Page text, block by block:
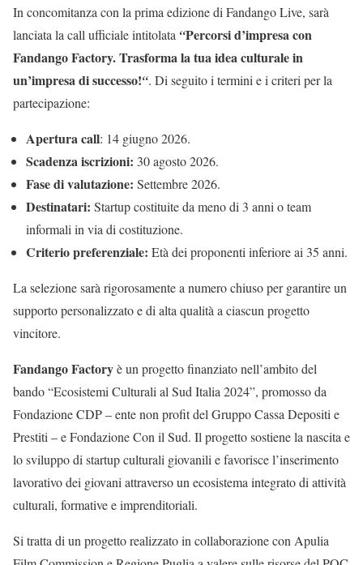
In concomitanza con la prima edizione di Fandango Live, sarà
lanciata la call ufficiale intitolata “Percorsi d’impresa con
Fandango Factory. Trasforma la tua idea culturale in
un’impresa di successo!“. Di seguito i termini e i criteri per la
partecipazione:
Apertura call: 14 giugno 2026.
Scadenza iscrizioni: 30 agosto 2026.
Fase di valutazione: Settembre 2026.
Destinatari: Startup costituite da meno di 3 anni o team
informali in via di costituzione.
Criterio preferenziale: Età dei proponenti inferiore ai 35 anni.
La selezione sarà rigorosamente a numero chiuso per garantire un
supporto personalizzato e di alta qualità a ciascun progetto
vincitore.
Fandango Factoryè un progetto finanziato nell’ambito del
bando “Ecosistemi Culturali al Sud Italia 2024”, promosso da
Fondazione CDP – ente non profit del Gruppo Cassa Depositi e
Prestiti – e Fondazione Con il Sud. Il progetto sostiene la nascita e
lo sviluppo di startup culturali giovanili e favorisce l’inserimento
lavorativo dei giovani attraverso un ecosistema integrato di attività
culturali, formative e imprenditoriali.
Si tratta di un progetto realizzato in collaborazione con Apulia